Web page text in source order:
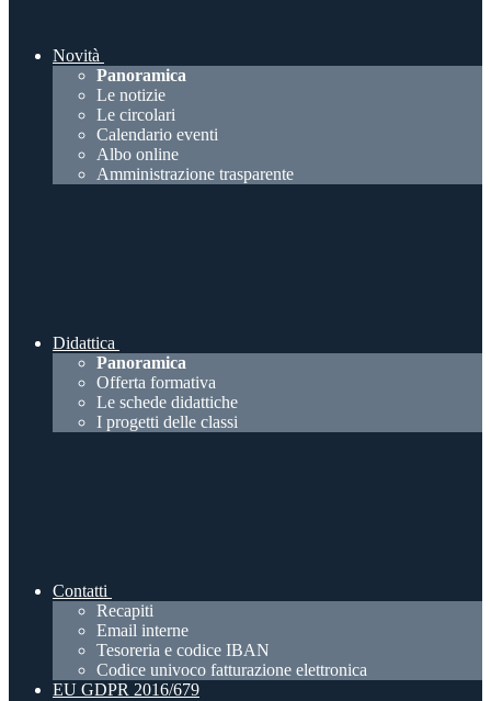
Novità
Panoramica
Le notizie
Le circolari
Calendario eventi
Albo online
Amministrazione trasparente
Didattica
Panoramica
Offerta formativa
Le schede didattiche
I progetti delle classi
Contatti
Recapiti
Email interne
Tesoreria e codice IBAN
Codice univoco fatturazione elettronica
EU GDPR 2016/679